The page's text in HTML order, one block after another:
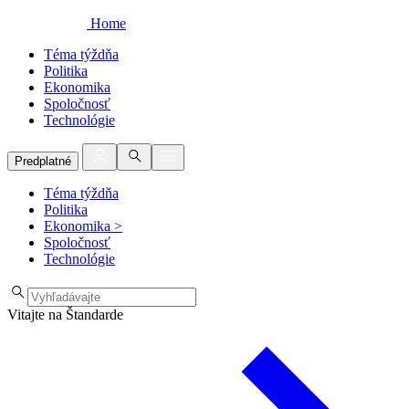
Home
Téma týždňa
Politika
Ekonomika
Spoločnosť
Technológie
Predplatné
Téma týždňa
Politika
Ekonomika >
Spoločnosť
Technológie
Vitajte na Štandarde